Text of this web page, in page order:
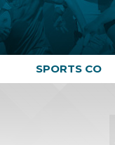
SPORTS CO